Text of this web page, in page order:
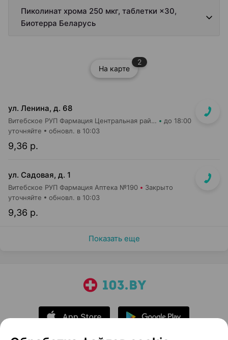
Пиколинат хрома 250 мкг, таблетки ×30,
Биотерра Беларусь
На карте
2
ул. Ленина, д. 68
Витебское РУП Фармация Центральная районная аптека №16 до 18:00
9,36 р.
уточняйте обновл. в 10:03
ул. Садовая, д. 1
Витебское РУП Фармация Аптека №190 Закрыто
9,36 р.
уточняйте обновл. в 10:03
Показать еще